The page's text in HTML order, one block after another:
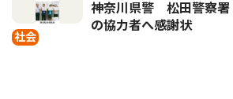
社会
神奈川県警 松田警察
の協力者へ感謝状